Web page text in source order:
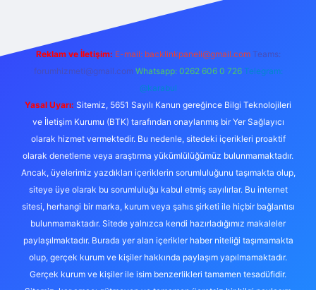
Reklam ve İletişim: E-mail: backlinkpaneli@gmail.com Teams:
forumhizmeti@gmail.com Whatsapp: 0262 606 0 726 Telegram:
@karabul
Yasal Uyarı: Sitemiz, 5651 Sayılı Kanun gereğince Bilgi Teknolojileri
ve İletişim Kurumu (BTK) tarafından onaylanmış bir Yer Sağlayıcı
olarak hizmet vermektedir. Bu nedenle, sitedeki içerikleri proaktif
olarak denetleme veya araştırma yükümlülüğümüz bulunmamaktadır.
Ancak, üyelerimiz yazdıkları içeriklerin sorumluluğunu taşımakta olup,
siteye üye olarak bu sorumluluğu kabul etmiş sayılırlar. Bu internet
sitesi, herhangi bir marka, kurum veya şahıs şirketi ile hiçbir bağlantısı
bulunmamaktadır. Sitede yalnızca kendi hazırladığımız makaleler
paylaşılmaktadır. Burada yer alan içerikler haber niteliği taşımamakta
olup, gerçek kurum ve kişiler hakkında paylaşım yapılmamaktadır.
Gerçek kurum ve kişiler ile isim benzerlikleri tamamen tesadüfidir.